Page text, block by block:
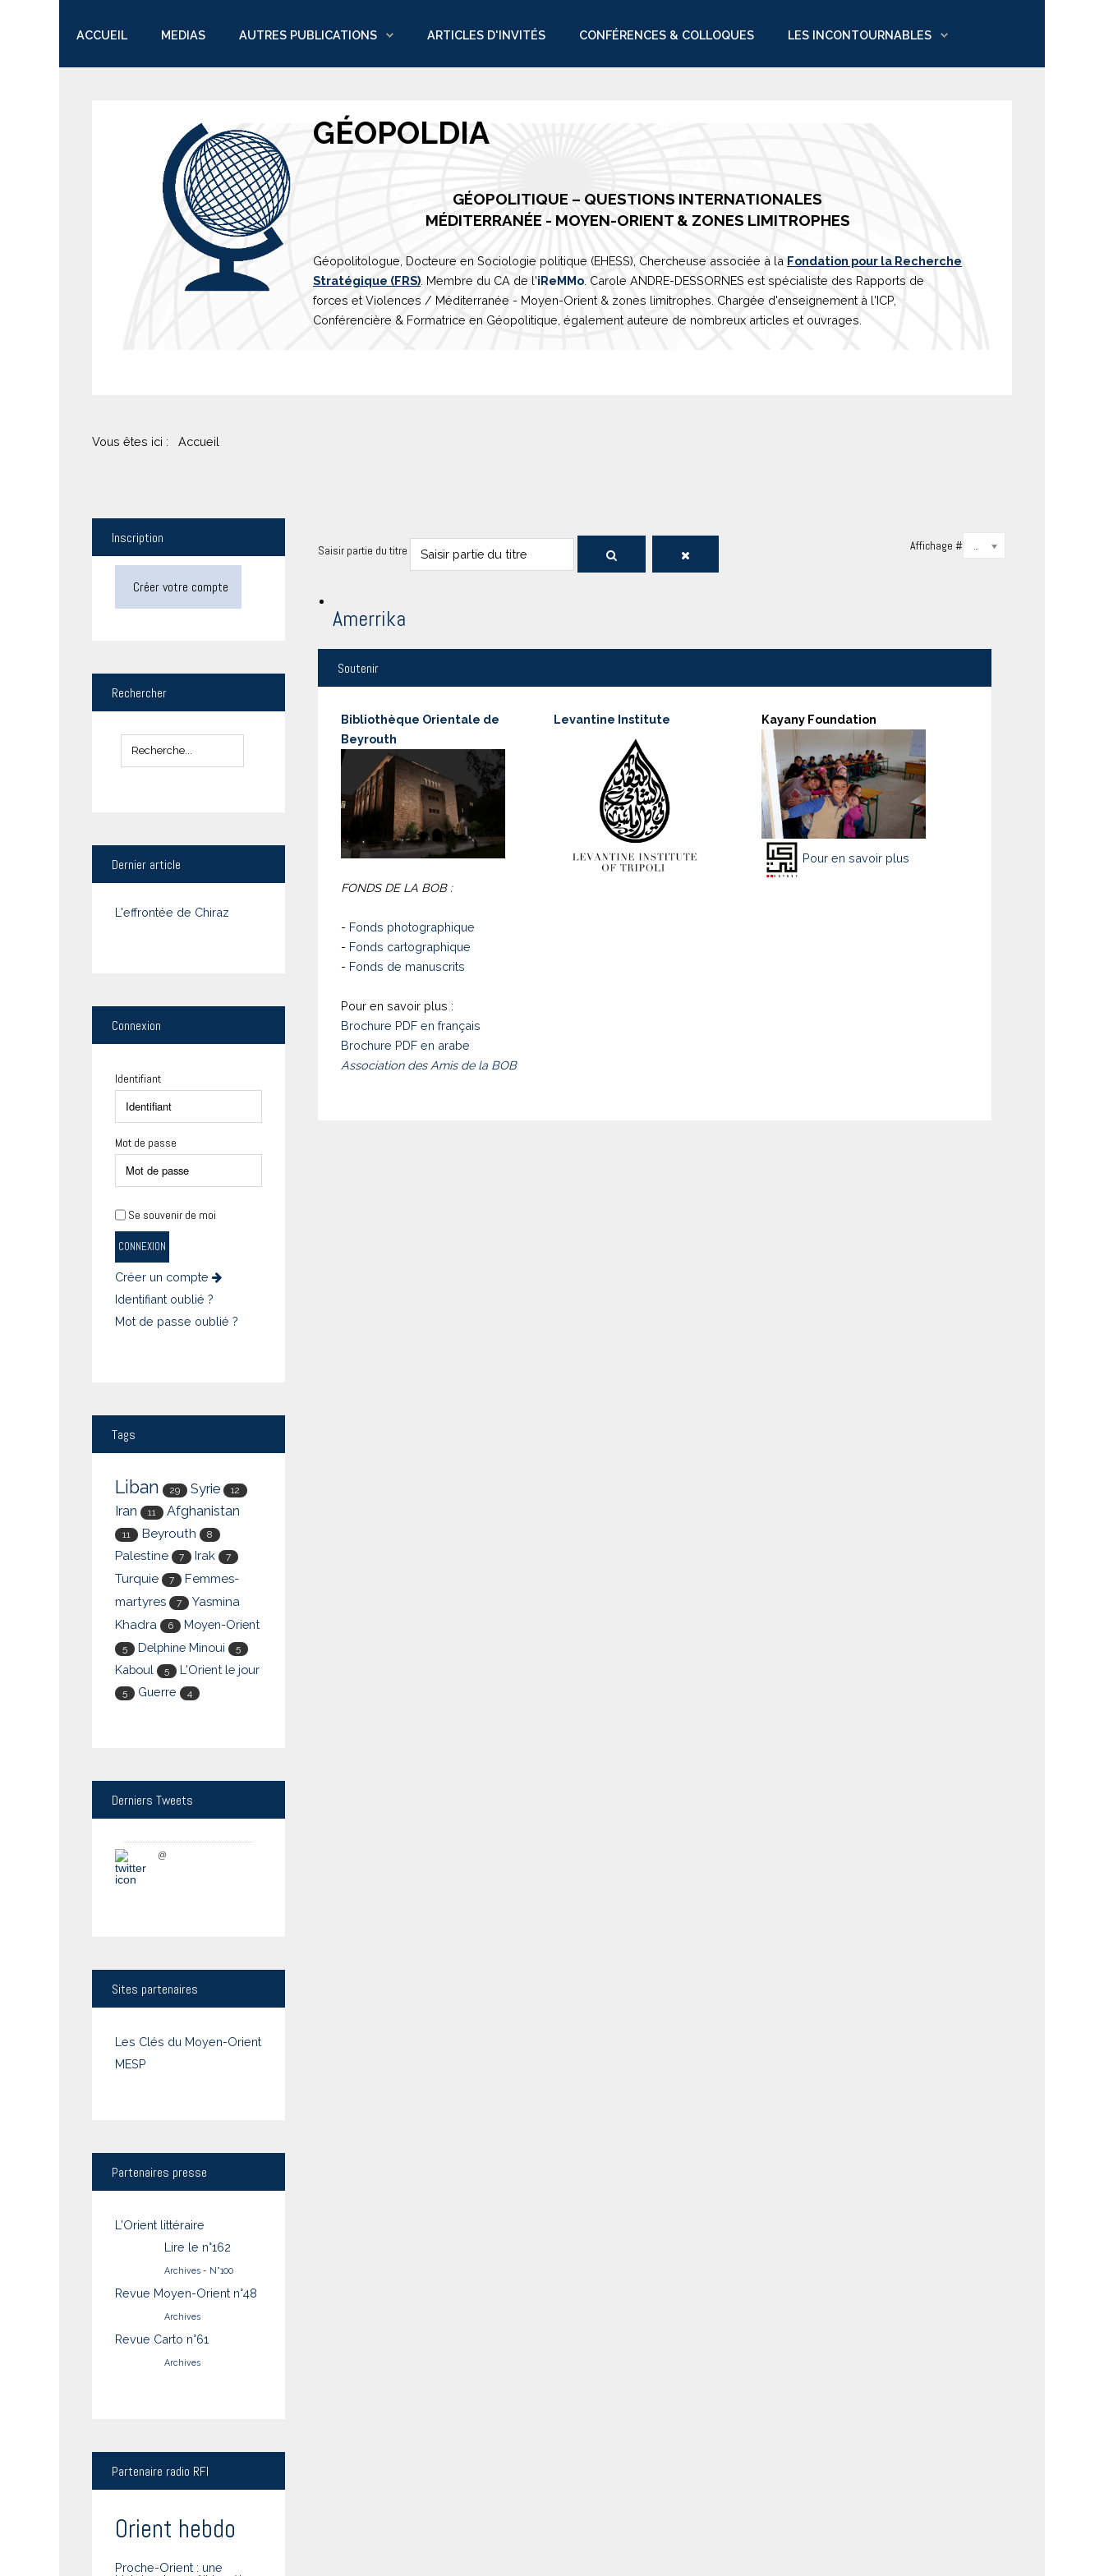
ACCUEIL MEDIAS AUTRES PUBLICATIONS ARTICLES D'INVITÉS CONFÉRENCES & COLLOQUES LES INCONTOURNABLES
GÉOPOLDIA
GÉOPOLITIQUE – QUESTIONS INTERNATIONALES
MÉDITERRANÉE - MOYEN-ORIENT & ZONES LIMITROPHES
Géopolitologue, Docteure en Sociologie politique (EHESS), Chercheuse associée à la Fondation pour la Recherche
Stratégique (FRS) . Membre du CA de l'iReMMo . Carole ANDRE-DESSORNES est spécialiste des Rapports de
forces et Violences / Méditerranée - Moyen-Orient & zones limitrophes. Chargée d'enseignement à l'ICP,
Conférencière & Formatrice en Géopolitique, également auteure de nombreux articles et ouvrages.
Vous êtes ici : Accueil
Saisir partie du titre Affichage # 20
Amerrika
Soutenir
Bibliothèque Orientale de
Beyrouth
FONDS DE LA BOB :
- Fonds photographique
- Fonds cartographique
- Fonds de manuscrits
Pour en savoir plus :
Brochure PDF en français
Brochure PDF en arabe
Association des Amis de la BOB
Levantine Institute Kayany Foundation
Pour en savoir plus
Inscription
Créer votre compte
Rechercher
Dernier article
L'effrontée de Chiraz
Connexion
Identifiant
Mot de passe
Se souvenir de moi
CONNEXION
Créer un compte
Identifiant oublié ?
Mot de passe oublié ?
Tags
Liban 29 Syrie 12
Iran 11 Afghanistan
11 Beyrouth 8
Palestine 7 Irak 7
Turquie 7
Femmes-
martyres
7
Yasmina
Khadra
6 Moyen-Orient
5 Delphine Minoui 5
Kaboul 5 L'Orient le jour
5 Guerre 4
Derniers Tweets
@
Sites partenaires
Les Clés du Moyen-Orient
MESP
Partenaires presse
L'Orient littéraire
Lire le n°162
Archives - N°100
Revue Moyen-Orient n°48
Archives
Revue Carto n°61
Archives
Partenaire radio RFI
Orient hebdo
Proche-Orient : une